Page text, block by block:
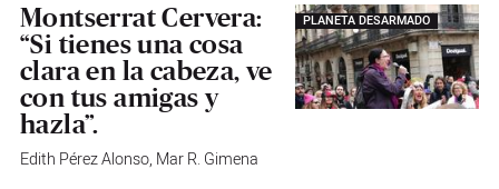
PLANETA DESARMADO
Montserrat Cervera:
“Si tienes una cosa
clara en la cabeza, ve
con tus amigas y
hazla”.
Edith Pérez Alonso, Mar R. Gimena